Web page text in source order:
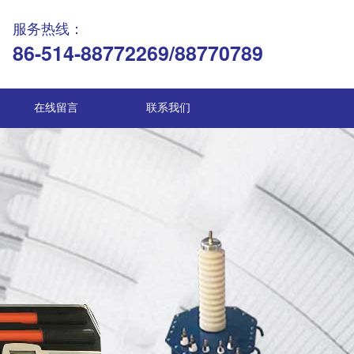
服务热线：
86-514-88772269/88770789
在线留言 联系我们